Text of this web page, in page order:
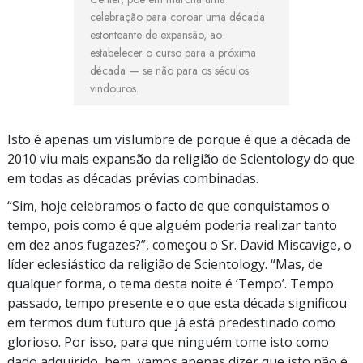
celebração para coroar uma década
estonteante de expansão, ao
estabelecer o curso para a próxima
década — se não para os séculos
vindouros.
Isto é apenas um vislumbre de porque é que a década de
2010 viu mais expansão da religião de Scientology do que
em todas as décadas prévias combinadas.
“Sim, hoje celebramos o facto de que conquistamos o
tempo, pois como é que alguém poderia realizar tanto
em dez anos fugazes?”, começou o Sr. David Miscavige, o
líder eclesiástico da religião de Scientology. “Mas, de
qualquer forma, o tema desta noite é ‘Tempo’. Tempo
passado, tempo presente e o que esta década significou
em termos dum futuro que já está predestinado como
glorioso. Por isso, para que ninguém tome isto como